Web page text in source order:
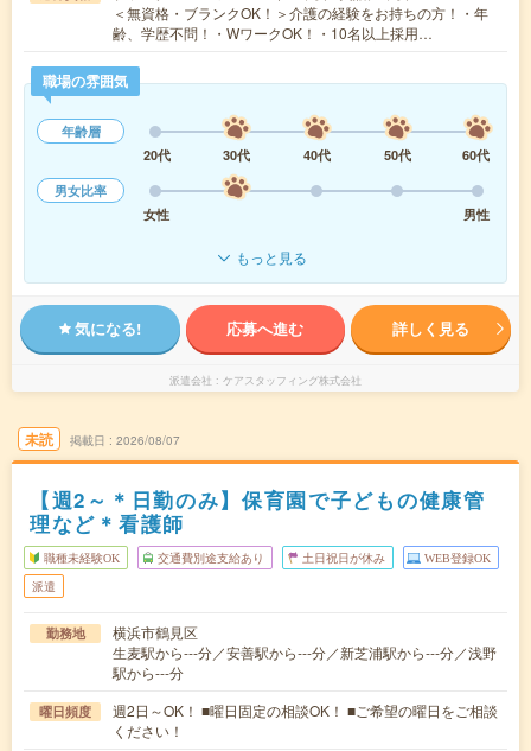
＜無資格・ブランクOK！＞介護の経験をお持ちの方！・年
齢、学歴不問！・WワークOK！・10名以上採用…
職場の雰囲気
年齢層
20代
30代 40代 50代
60代
男女比率
女性
男性
もっと見る
気になる! 応募へ進む 詳しく見る
派遣会社 ケアスタッフィング株式会社
未読 掲載日 2026/08/07
【週2～＊日勤のみ】保育園で子どもの健康管
理など＊看護師
職種未経験OK 交通費別途支給あり 土日祝日が休み WEB登録OK
派遣
勤務地
横浜市鶴見区
生麦駅から---分／安善駅から---分／新芝浦駅から---分／浅野
駅から---分
曜日頻度
週2日～OK！ ■曜日固定の相談OK！ ■ご希望の曜日をご相談
ください！